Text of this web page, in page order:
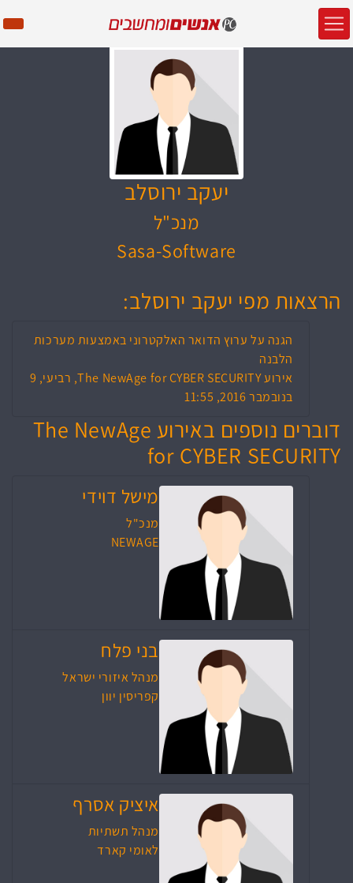
יעקב ירוסלב
מנכ"ל
Sasa-Software
הרצאות מפי יעקב ירוסלב:
הגנה על ערוץ הדואר האלקטרוני באמצעות מערכות
הלבנה
אירוע The NewAge for CYBER SECURITY, רביעי, 9
בנובמבר 2016, 11:55
דוברים נוספים באירוע The NewAge
for CYBER SECURITY
מישל דוידי
מנכ"ל
NEWAGE
בני פלח
מנהל איזורי ישראל
קפריסין יוון
איציק אסרף
מנהל תשתיות
לאומי קארד